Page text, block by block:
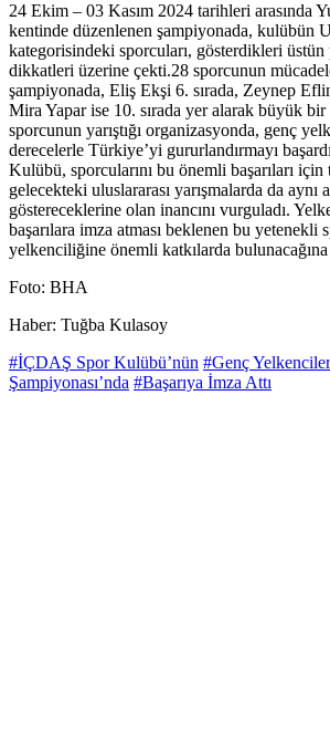
24 Ekim – 03 Kasım 2024 tarihleri arasında
kentinde düzenlenen şampiyonada, kulübün
kategorisindeki sporcuları, gösterdikleri üstün
dikkatleri üzerine çekti.28 sporcunun
şampiyonada, Eliş Ekşi 6. sırada, Zeynep
Mira Yapar ise 10. sırada yer alarak büyük bir
sporcunun yarıştığı organizasyonda, genç
derecelerle Türkiye’yi gururlandırmayı
Kulübü, sporcularını bu önemli başarıları
gelecekteki uluslararası yarışmalarda da aynı
göstereceklerine olan inancını vurguladı.
başarılara imza atması beklenen bu yetenekli
yelkenciliğine önemli katkılarda
Foto: BHA
Haber: Tuğba Kulasoy
#İÇDAŞ Spor Kulübü’nün #Genç
Şampiyonası’nda #Başarıya İmza Attı